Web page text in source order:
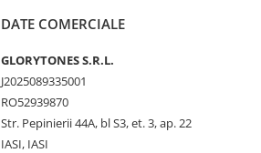
DATE COMERCIALE
GLORYTONES S.R.L.
J2025089335001
RO52939870
Str. Pepinierii 44A, bl S3, et. 3, ap. 22
IASI, IASI